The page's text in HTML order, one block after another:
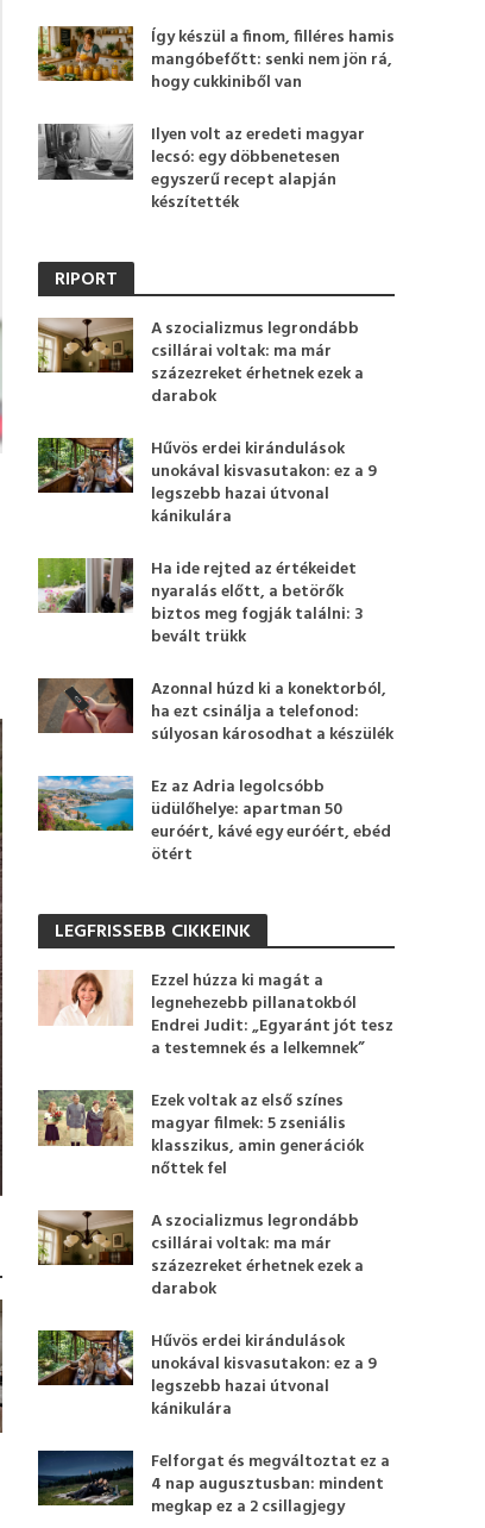
Így készül a finom, filléres hamis
mangóbefőtt: senki nem jön rá,
hogy cukkiniből van
Ilyen volt az eredeti magyar
lecsó: egy döbbenetesen
egyszerű recept alapján
készítették
RIPORT
A szocializmus legrondább
csillárai voltak: ma már
százezreket érhetnek ezek a
darabok
Hűvös erdei kirándulások
unokával kisvasutakon: ez a 9
legszebb hazai útvonal
kánikulára
Ha ide rejted az értékeidet
nyaralás előtt, a betörők
biztos meg fogják találni: 3
bevált trükk
Azonnal húzd ki a konektorból,
ha ezt csinálja a telefonod:
súlyosan károsodhat a készülék
Ez az Adria legolcsóbb
üdülőhelye: apartman 50
euróért, kávé egy euróért, ebéd
ötért
LEGFRISSEBB CIKKEINK
Ezzel húzza ki magát a
legnehezebb pillanatokból
Endrei Judit: „Egyaránt jót tesz
a testemnek és a lelkemnek”
Ezek voltak az első színes
magyar filmek: 5 zseniális
klasszikus, amin generációk
nőttek fel
A szocializmus legrondább
csillárai voltak: ma már
százezreket érhetnek ezek a
darabok
Hűvös erdei kirándulások
unokával kisvasutakon: ez a 9
legszebb hazai útvonal
kánikulára
Felforgat és megváltoztat ez a
4 nap augusztusban: mindent
megkap ez a 2 csillagjegy